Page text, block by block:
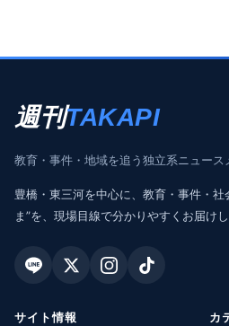
週刊TAKAPI
教育・事件・地域を追う独立系ニュース
豊橋・東三河を中心に、教育・事件・社
ま”を、現場目線で分かりやすくお届けし
サイト情報 カ